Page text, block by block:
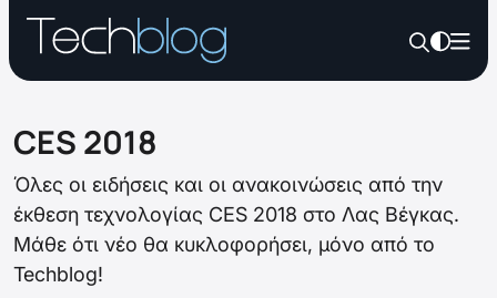
CES 2018
Όλες οι ειδήσεις και οι ανακοινώσεις από την
έκθεση τεχνολογίας CES 2018 στο Λας Βέγκας.
Μάθε ότι νέο θα κυκλοφορήσει, μόνο από το
Techblog!